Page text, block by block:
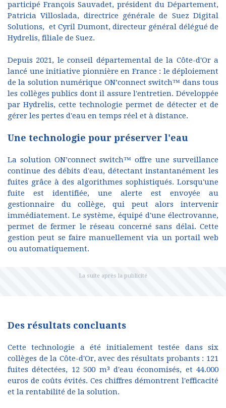
participé François Sauvadet, président du Département,
Patricia Villoslada, directrice générale de Suez Digital
Solutions, et Cyril Dumont, directeur général délégué de
Hydrelis, filiale de Suez.
Depuis 2021, le conseil départemental de la Côte-d'Or a
lancé une initiative pionnière en France : le déploiement
de la solution numérique ON’connect switch™ dans tous
les collèges publics dont il assure l'entretien. Développée
par Hydrelis, cette technologie permet de détecter et de
gérer les pertes d'eau en temps réel et à distance.
Une technologie pour préserver l'eau
La solution ON’connect switch™ offre une surveillance
continue des débits d'eau, détectant instantanément les
fuites grâce à des algorithmes sophistiqués. Lorsqu'une
fuite est identifiée, une alerte est envoyée au
gestionnaire du collège, qui peut alors intervenir
immédiatement. Le système, équipé d'une électrovanne,
permet de fermer le réseau concerné sans délai. Cette
gestion peut se faire manuellement via un portail web
ou automatiquement.
Des résultats concluants
Cette technologie a été initialement testée dans six
collèges de la Côte-d'Or, avec des résultats probants : 121
fuites détectées, 12 500 m³ d'eau économisés, et 44.000
euros de coûts évités. Ces chiffres démontrent l'efficacité
et la rentabilité de la solution.